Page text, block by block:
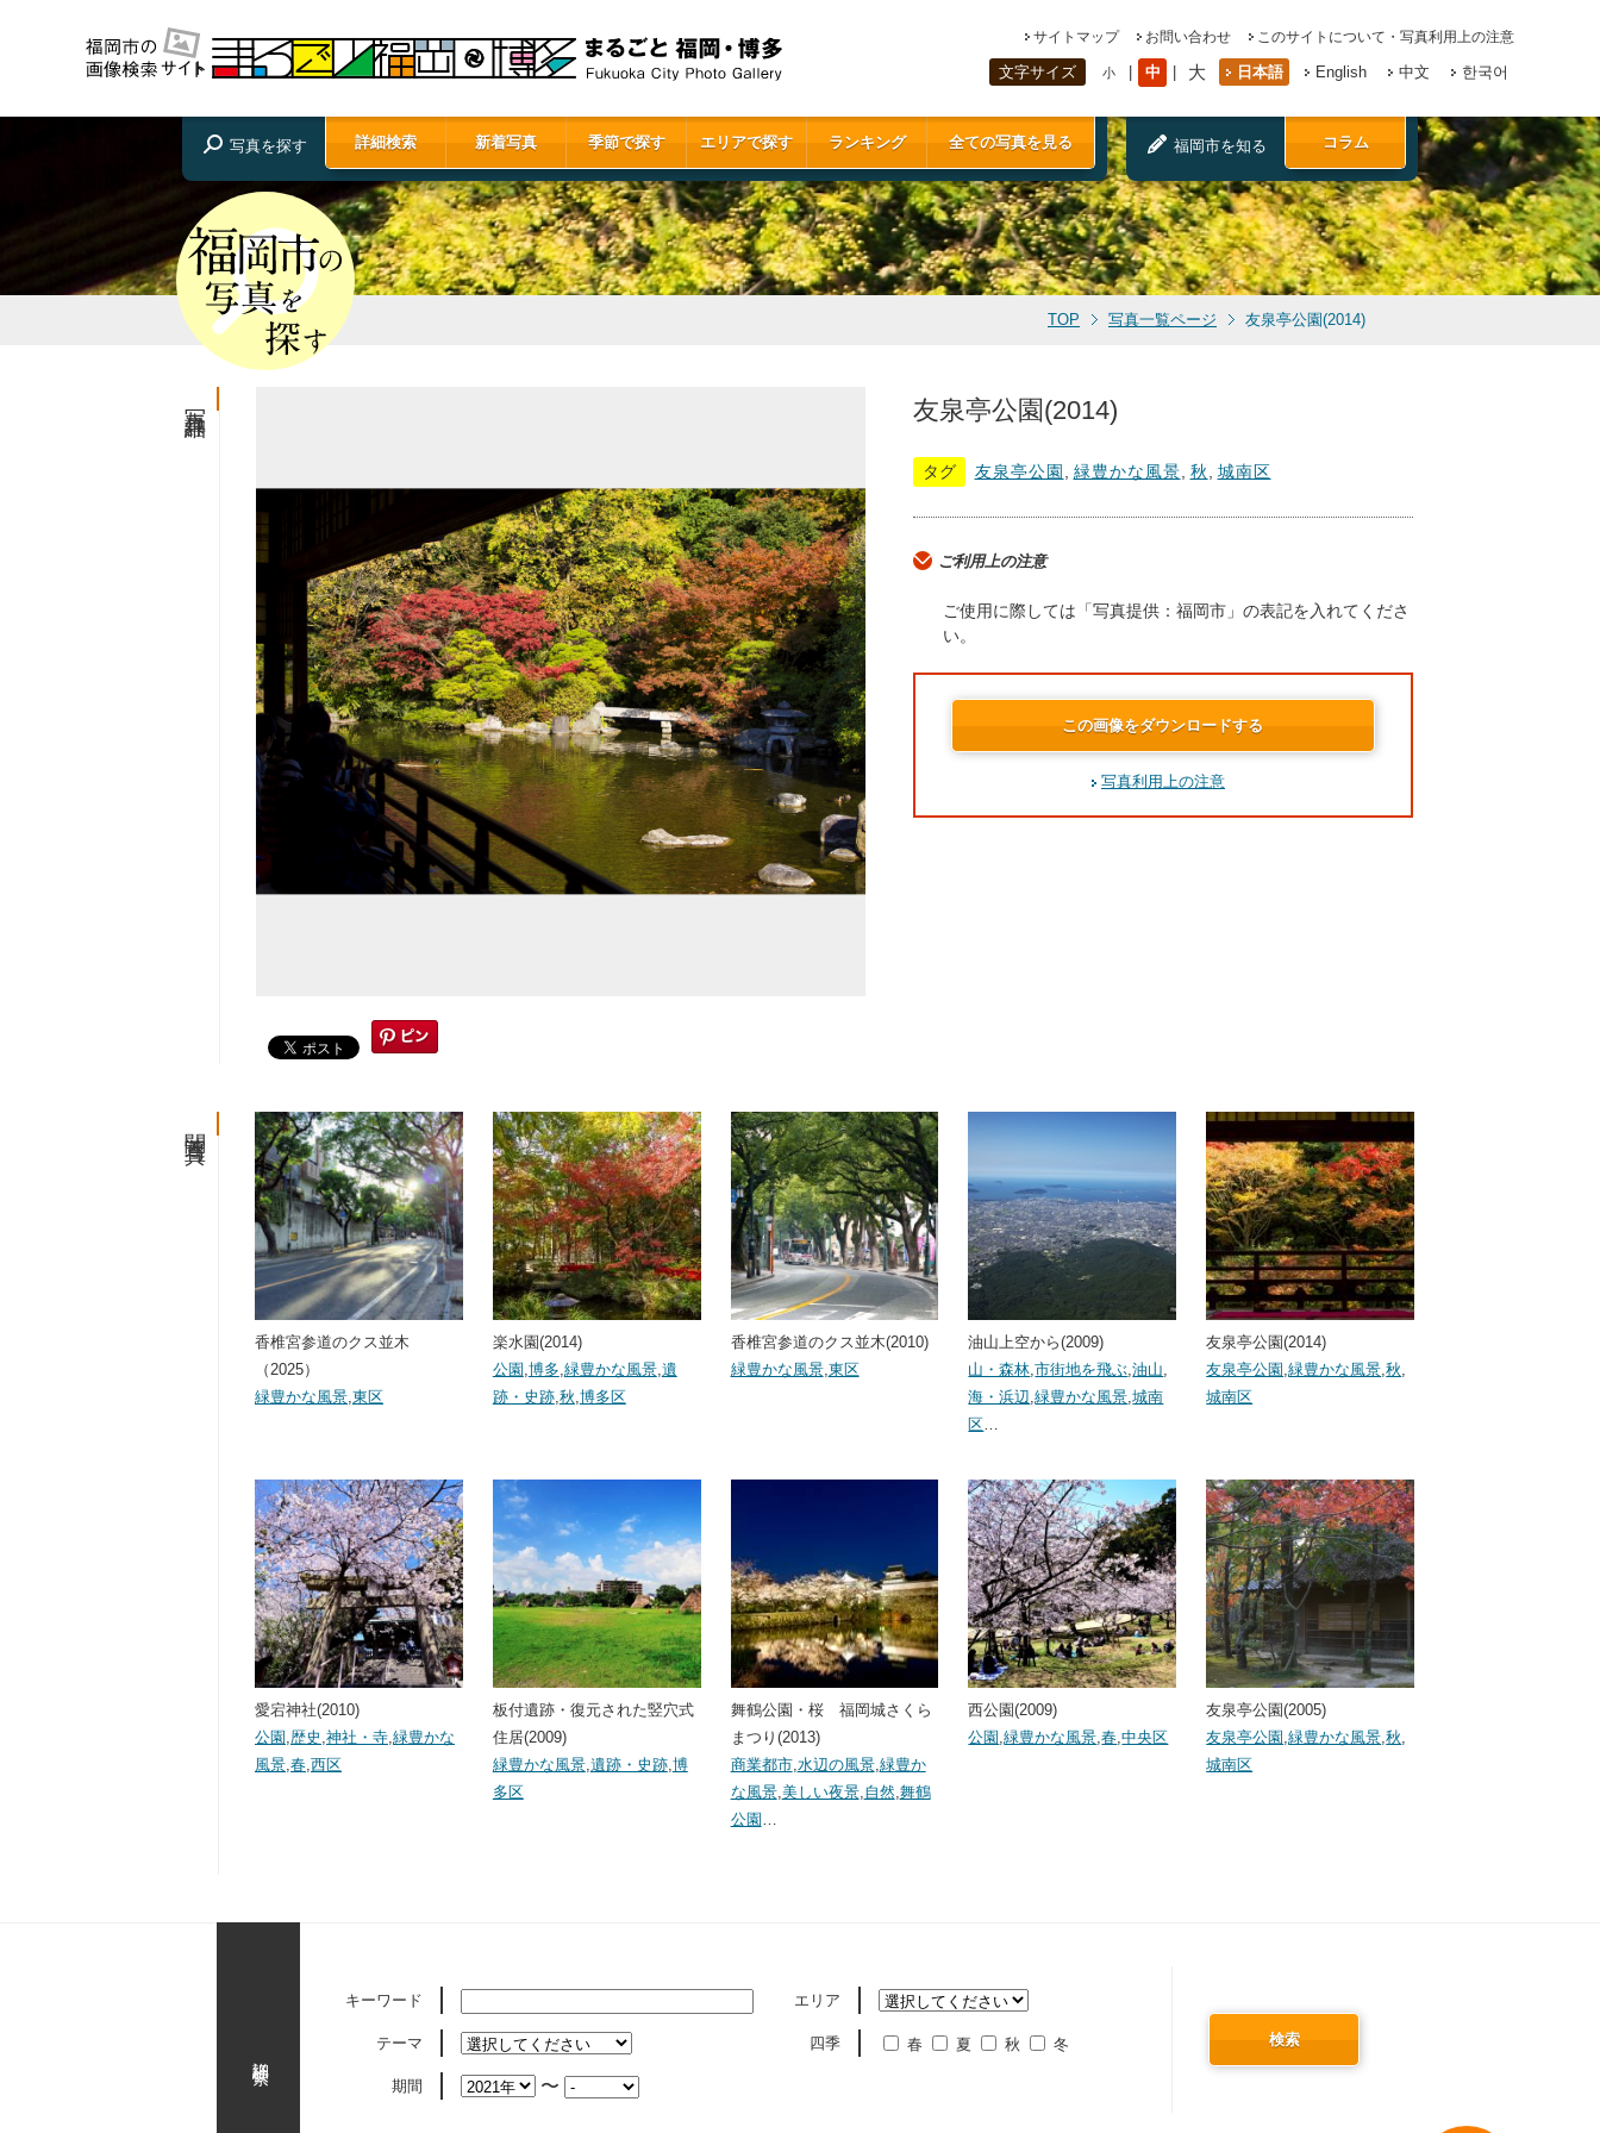
サイトマップ お問い合わせ このサイトについて・写真利用上の注意
文字サイズ 小 中 大 日本語 English 中文 한국어
写真を探す 詳細検索 新着写真 季節で探す エリアで探す ランキング 全ての写真を見る 福岡市を知る コラム
TOP 写真一覧ページ 友泉亭公園(2014)
友泉亭公園(2014)
タグ 友泉亭公園 緑豊かな風景 秋 城南区
ご利用上の注意
ご使用に際しては「写真提供：福岡市」の表記を入れてくださ
い。
この画像をダウンロードする
写真利用上の注意
香椎宮参道のクス並木
（2025）
緑豊かな風景 東区
楽水園(2014)
公園 博多 緑豊かな風景, 遺
跡・史跡, 秋 博多区
香椎宮参道のクス並木(2010)
緑豊かな風景, 東区
油山上空から(2009)
山・森林 ,市街地を飛ぶ ,油山
海・浜辺 ,緑豊かな風景 ,城南
区
友泉亭公園(2014)
友泉亭公園 ,緑豊かな風景 ,秋
城南区
愛宕神社(2010)
公園 歴史 神社・寺 緑豊かな
風景 春 西区
板付遺跡・復元された竪穴式
住居(2009)
緑豊かな風景, 遺跡・史跡, 博
多区
舞鶴公園・桜 福岡城さくら
まつり(2013)
商業都市, 水辺の風景, 緑豊か
な風景, 美しい夜景, 自然, 舞鶴
公園
西公園(2009)
公園 ,緑豊かな風景 ,春 ,中央区
友泉亭公園(2005)
友泉亭公園 ,緑豊かな風景 ,秋
城南区
キーワード エリア
テーマ 四季 春 夏 秋 冬
期間 〜
検索